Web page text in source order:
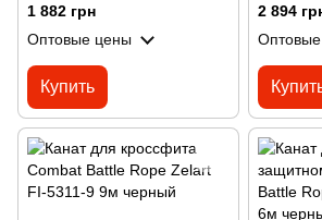
1 882 грн
Оптовые цены
Купить
2 894